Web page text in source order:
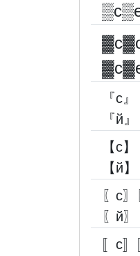
『с
『й
【с
【й
〖с
〖й
〚с